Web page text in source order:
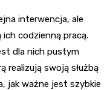
interwencja, ale
codzienną pracą.
dla nich pustym
realizują swoją służbą
jak ważne jest szybkie